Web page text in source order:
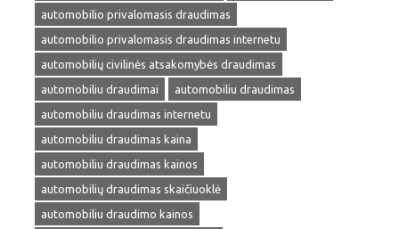
automobilio privalomasis draudimas
automobilio privalomasis draudimas internetu
automobilių civilinės atsakomybės draudimas
automobiliu draudimai
automobiliu draudimas
automobiliu draudimas internetu
automobiliu draudimas kaina
automobiliu draudimas kainos
automobilių draudimas skaičiuoklė
automobiliu draudimo kainos